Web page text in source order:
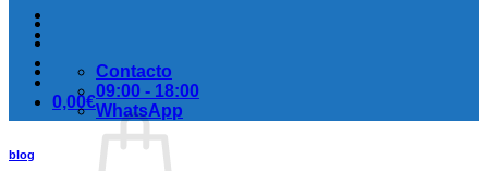
0,00€
Contacto
09:00 - 18:00
WhatsApp
blog